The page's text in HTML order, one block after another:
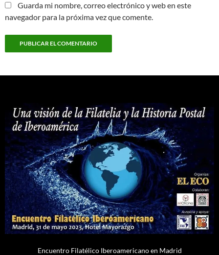
Guarda mi nombre, correo electrónico y web en este
navegador para la próxima vez que comente.
Encuentro Filatélico Iberoamericano en Madrid